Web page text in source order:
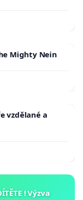
Mighty Nein
vzdělané a
! Výzva